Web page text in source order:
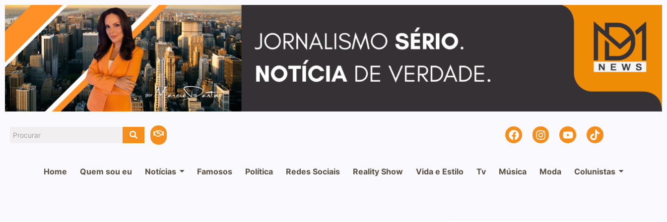
Home Quem sou eu Notícias Famosos Política Redes Sociais Reality Show Vida e Estilo Tv Música Moda Colunistas